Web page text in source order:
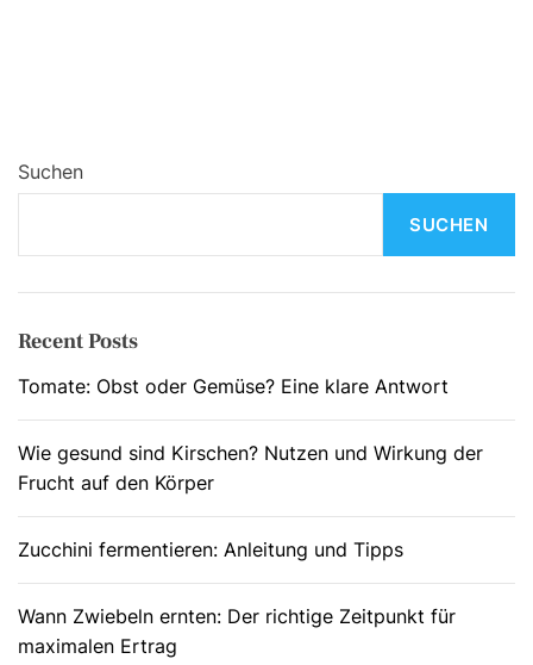
Suchen
SUCHEN
Recent Posts
Tomate: Obst oder Gemüse? Eine klare Antwort
Wie gesund sind Kirschen? Nutzen und Wirkung der
Frucht auf den Körper
Zucchini fermentieren: Anleitung und Tipps
Wann Zwiebeln ernten: Der richtige Zeitpunkt für
maximalen Ertrag